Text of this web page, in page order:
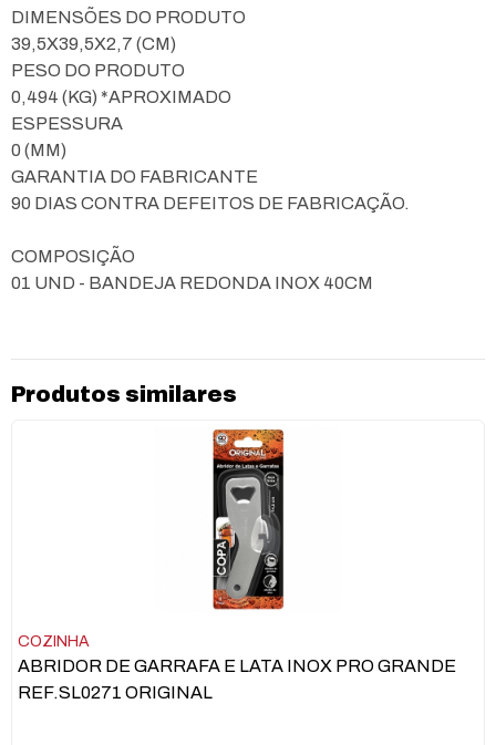
DIMENSÕES DO PRODUTO
39,5X39,5X2,7 (CM)
PESO DO PRODUTO
0,494 (KG) *APROXIMADO
ESPESSURA
0 (MM)
GARANTIA DO FABRICANTE
90 DIAS CONTRA DEFEITOS DE FABRICAÇÃO.
COMPOSIÇÃO
01 UND - BANDEJA REDONDA INOX 40CM
Produtos similares
COZINHA
ABRIDOR DE GARRAFA E LATA INOX PRO GRANDE
REF.SL0271 ORIGINAL